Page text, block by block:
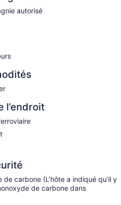
autorisé
l’endroit
carbone (L’hôte a indiqué qu’il y
de carbone dans